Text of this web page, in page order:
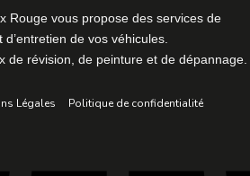
Rouge vous propose des services de
d’entretien de vos véhicules.
de révision, de peinture et de dépannage.
Légales Politique de confidentialité